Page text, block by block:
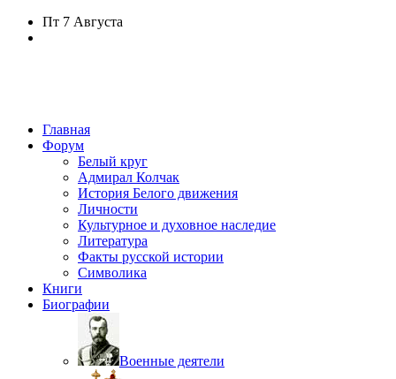
Пт 7 Августа
Главная
Форум
Белый круг
Адмирал Колчак
История Белого движения
Личности
Культурное и духовное наследие
Литература
Факты русской истории
Символика
Книги
Биографии
Военные деятели